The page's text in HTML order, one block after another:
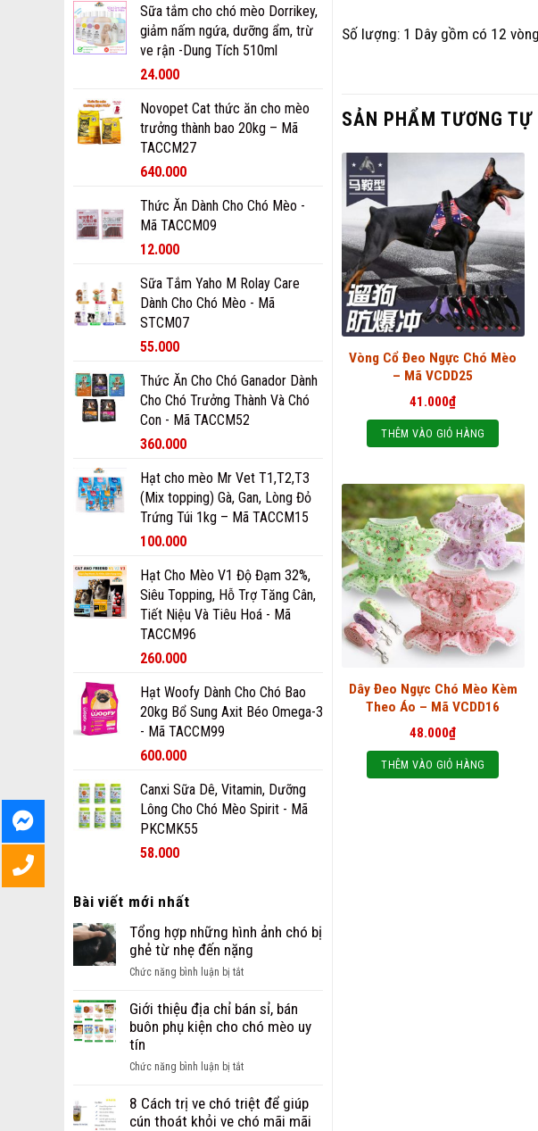
Sữa tắm cho chó mèo Dorrikey,
giảm nấm ngứa, dưỡng ẩm, trừ
ve rận -Dung Tích 510ml
24.000
Novopet Cat thức ăn cho mèo
trưởng thành bao 20kg – Mã
TACCM27
640.000
Thức Ăn Dành Cho Chó Mèo -
Mã TACCM09
12.000
Sữa Tắm Yaho M Rolay Care
Dành Cho Chó Mèo - Mã
STCM07
55.000
Thức Ăn Cho Chó Ganador Dành
Cho Chó Trưởng Thành Và Chó
Con - Mã TACCM52
360.000
Hạt cho mèo Mr Vet T1,T2,T3
(Mix topping) Gà, Gan, Lòng Đỏ
Trứng Túi 1kg – Mã TACCM15
100.000
Hạt Cho Mèo V1 Độ Đạm 32%,
Siêu Topping, Hỗ Trợ Tăng Cân,
Tiết Niệu Và Tiêu Hoá - Mã
TACCM96
260.000
Hạt Woofy Dành Cho Chó Bao
20kg Bổ Sung Axit Béo Omega-3
- Mã TACCM99
600.000
Canxi Sữa Dê, Vitamin, Dưỡng
Lông Cho Chó Mèo Spirit - Mã
PKCMK55
58.000
Bài viết mới nhất
Tổng hợp những hình ảnh chó bị
ghẻ từ nhẹ đến nặng
Chức năng bình luận bị tắtở
hợp
những
chó
ghẻ
từ
Giới thiệu địa chỉ bán sỉ, bán
buôn phụ kiện cho chó mèo uy
tín
Chức năng bình luận bị tắtở
thiệu
địa
8 Cách trị ve chó triệt để giúp
cún thoát khỏi ve chó mãi mãi
Số lượng: 1 Dây gồm có 12
SẢN PHẨM TƯƠNG TỰ
Vòng Cổ Đeo Ngực Chó Mèo
– Mã VCDD25
41.000₫
THÊM VÀO GIỎ HÀNG
Dây Đeo Ngực Chó Mèo Kèm
Theo Áo – Mã VCDD16
48.000₫
THÊM VÀO GIỎ HÀNG